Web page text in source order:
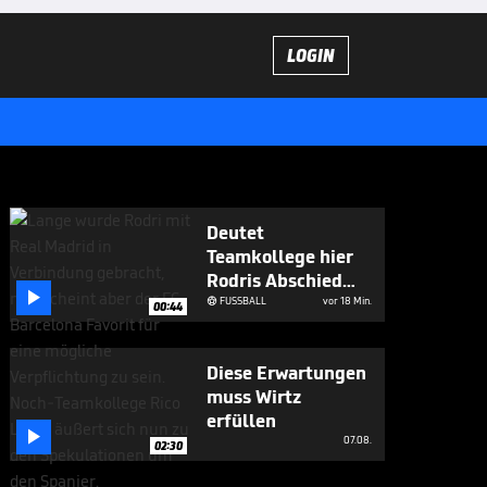
LOGIN
 00:44
Deutet
Teamkollege hier
Rodris Abschied
an?
 FUSSBALL vor 18 Min.
 02:30
Diese Erwartungen
muss Wirtz
erfüllen
07.08.